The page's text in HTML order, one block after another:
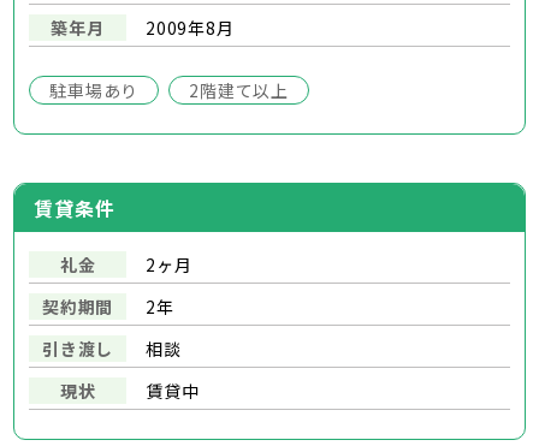
築年月
2009年8月
駐車場あり 2階建て以上
賃貸条件
礼金
2ヶ月
契約期間
2年
引き渡し
相談
現状
賃貸中